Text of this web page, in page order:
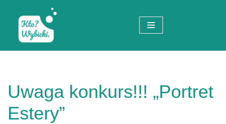
Przejdź
treści
Uwaga konkurs!!! „Portret
Estery”